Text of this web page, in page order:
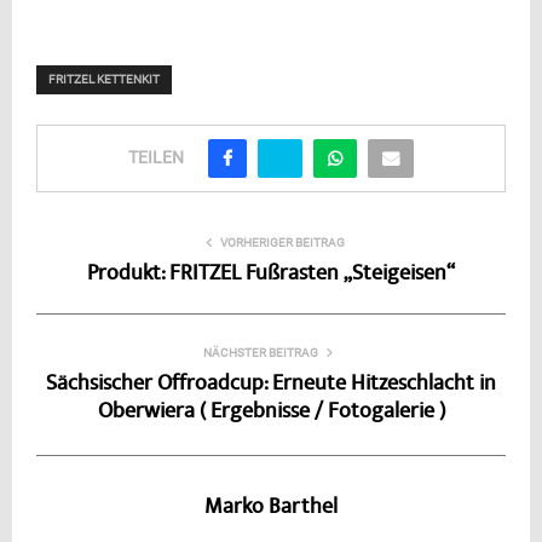
FRITZEL KETTENKIT
TEILEN
VORHERIGER BEITRAG
Produkt: FRITZEL Fußrasten „Steigeisen“
NÄCHSTER BEITRAG
Sächsischer Offroadcup: Erneute Hitzeschlacht in
Oberwiera ( Ergebnisse / Fotogalerie )
Marko Barthel